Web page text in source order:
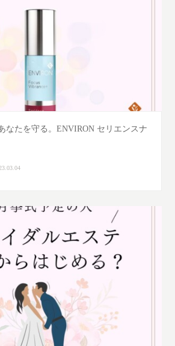
なたを守る。ENVIRON セリエンスナ